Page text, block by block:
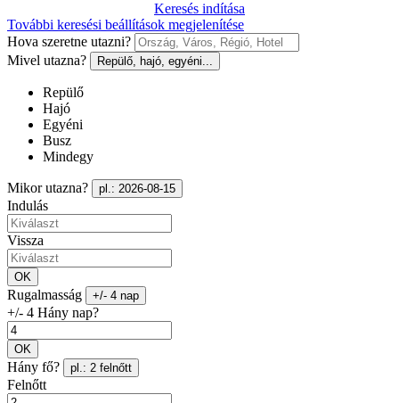
Keresés indítása
További keresési beállítások megjelenítése
Hova szeretne utazni?
Mivel utazna?
Repülő, hajó, egyéni...
Repülő
Hajó
Egyéni
Busz
Mindegy
Mikor utazna? pl.: 2026-08-15
Indulás
Vissza
OK
Rugalmasság +/- 4 nap
+/- 4 Hány nap?
OK
Hány fő? pl.: 2 felnőtt
Felnőtt